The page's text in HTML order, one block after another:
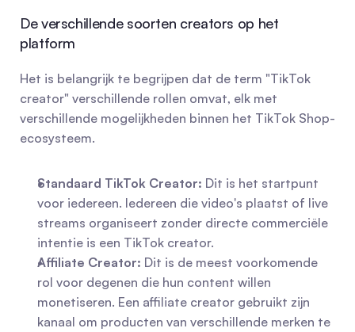
De verschillende soorten creators op het
platform
Het is belangrijk te begrijpen dat de term "TikTok
creator" verschillende rollen omvat, elk met
verschillende mogelijkheden binnen het TikTok Shop-
ecosysteem.
Standaard TikTok Creator: Dit is het startpunt
voor iedereen. Iedereen die video's plaatst of live
streams organiseert zonder directe commerciële
intentie is een TikTok creator.
Affiliate Creator: Dit is de meest voorkomende
rol voor degenen die hun content willen
monetiseren. Een affiliate creator gebruikt zijn
kanaal om producten van verschillende merken te